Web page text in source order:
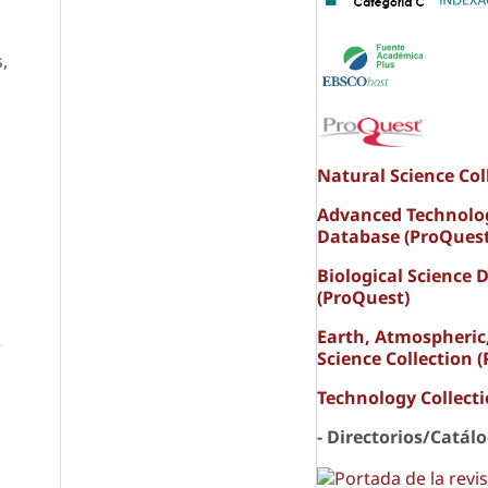
Natural Science
Advanced
Database
Biological Science
(ProQuest)
Earth,
Science Collection
Technology
- Directorios/